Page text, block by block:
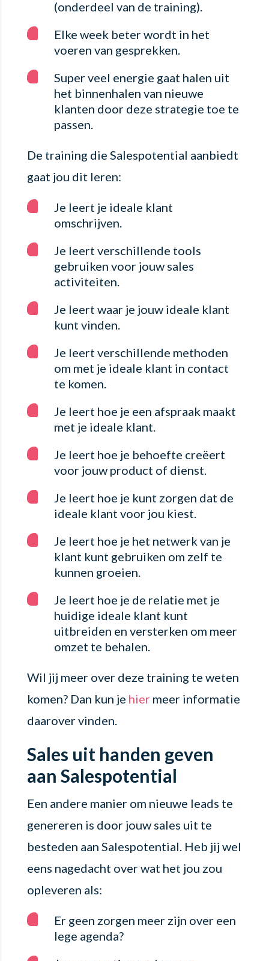
(onderdeel van de training).
Elke week beter wordt in het
voeren van gesprekken.
Super veel energie gaat halen uit
het binnenhalen van nieuwe
klanten door deze strategie toe te
passen.
De training die Salespotential aanbiedt
gaat jou dit leren:
Je leert je ideale klant
omschrijven.
Je leert verschillende tools
gebruiken voor jouw sales
activiteiten.
Je leert waar je jouw ideale klant
kunt vinden.
Je leert verschillende methoden
om met je ideale klant in contact
te komen.
Je leert hoe je een afspraak maakt
met je ideale klant.
Je leert hoe je behoefte creëert
voor jouw product of dienst.
Je leert hoe je kunt zorgen dat de
ideale klant voor jou kiest.
Je leert hoe je het netwerk van je
klant kunt gebruiken om zelf te
kunnen groeien.
Je leert hoe je de relatie met je
huidige ideale klant kunt
uitbreiden en versterken om meer
omzet te behalen.
Wil jij meer over deze training te weten
komen? Dan kun je hier meer informatie
daarover vinden.
Sales uit handen geven
aan Salespotential
Een andere manier om nieuwe leads te
genereren is door jouw sales uit te
besteden aan Salespotential. Heb jij wel
eens nagedacht over wat het jou zou
opleveren als:
Er geen zorgen meer zijn over een
lege agenda?